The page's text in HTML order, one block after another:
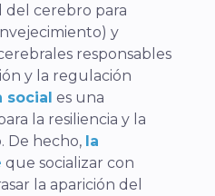
del cerebro para
y
responsables
y la regulación
social es una
la resiliencia y la
De hecho, la
que socializar con
la aparición del